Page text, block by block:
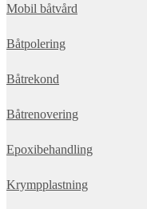
Mobil båtvård
Båtpolering
Båtrekond
Båtrenovering
Epoxibehandling
Krympplastning